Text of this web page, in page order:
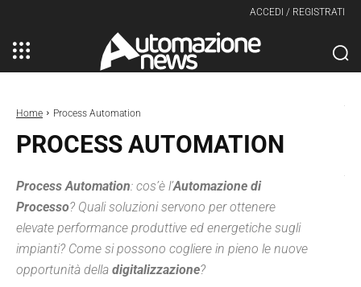
ACCEDI / REGISTRATI
Home Process Automation
PROCESS AUTOMATION
Process Automation: cos’è l’Automazione di
Processo? Quali soluzioni servono per ottenere
elevate performance produttive ed energetiche sugli
impianti? Come si possono cogliere in pieno le nuove
opportunità della digitalizzazione?